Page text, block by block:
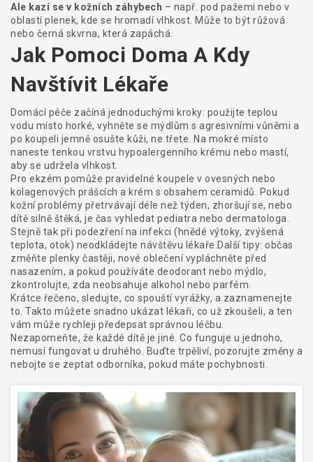
Ale kazí se v kožních záhybech – např. pod pažemi nebo v
oblastí plenek, kde se hromadí vlhkost. Může to být růžová
nebo černá skvrna, která zapáchá.
Jak Pomoci Doma A Kdy
Navštívit Lékaře
Domácí péče začíná jednoduchými kroky: použijte teplou
vodu místo horké, vyhněte se mýdlům s agresivními vůněmi a
po koupeli jemně osušte kůži, ne třete. Na mokré místo
naneste tenkou vrstvu hypoalergenního krému nebo mastí,
aby se udržela vlhkost.
Pro ekzém pomůže pravidelné koupele v ovesných nebo
kolagenových prášcích a krém s obsahem ceramidů. Pokud
kožní problémy přetrvávají déle než týden, zhoršují se, nebo
dítě silně štěká, je čas vyhledat pediatra nebo dermatologa.
Stejně tak při podezření na infekci (hnědé výtoky, zvýšená
teplota, otok) neodkládejte návštěvu lékaře.Další tipy: občas
změňte plenky častěji, nové oblečení vypláchněte před
nasazením, a pokud používáte deodorant nebo mýdlo,
zkontrolujte, zda neobsahuje alkohol nebo parfém.
Krátce řečeno, sledujte, co spouští vyrážky, a zaznamenejte
to. Takto můžete snadno ukázat lékaři, co už zkoušeli, a ten
vám může rychleji předepsat správnou léčbu.
Nezapomeňte, že každé dítě je jiné. Co funguje u jednoho,
nemusí fungovat u druhého. Buďte trpěliví, pozorujte změny a
nebojte se zeptat odborníka, pokud máte pochybnosti.